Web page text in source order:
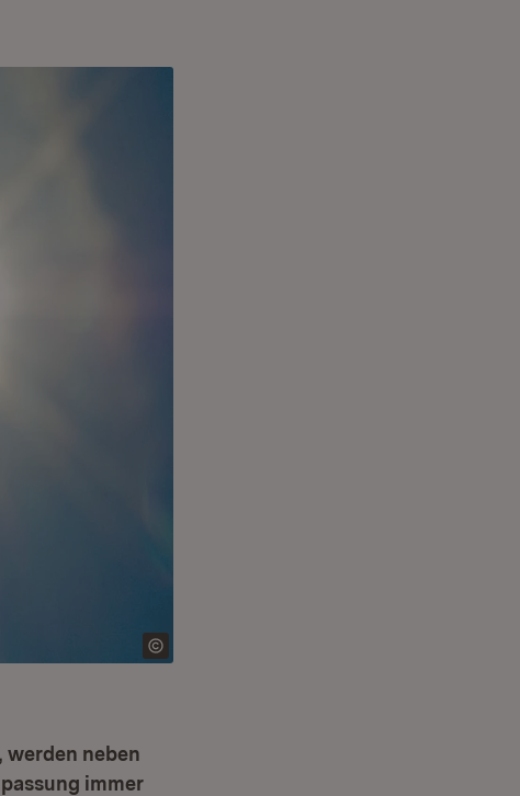
werden neben
immer